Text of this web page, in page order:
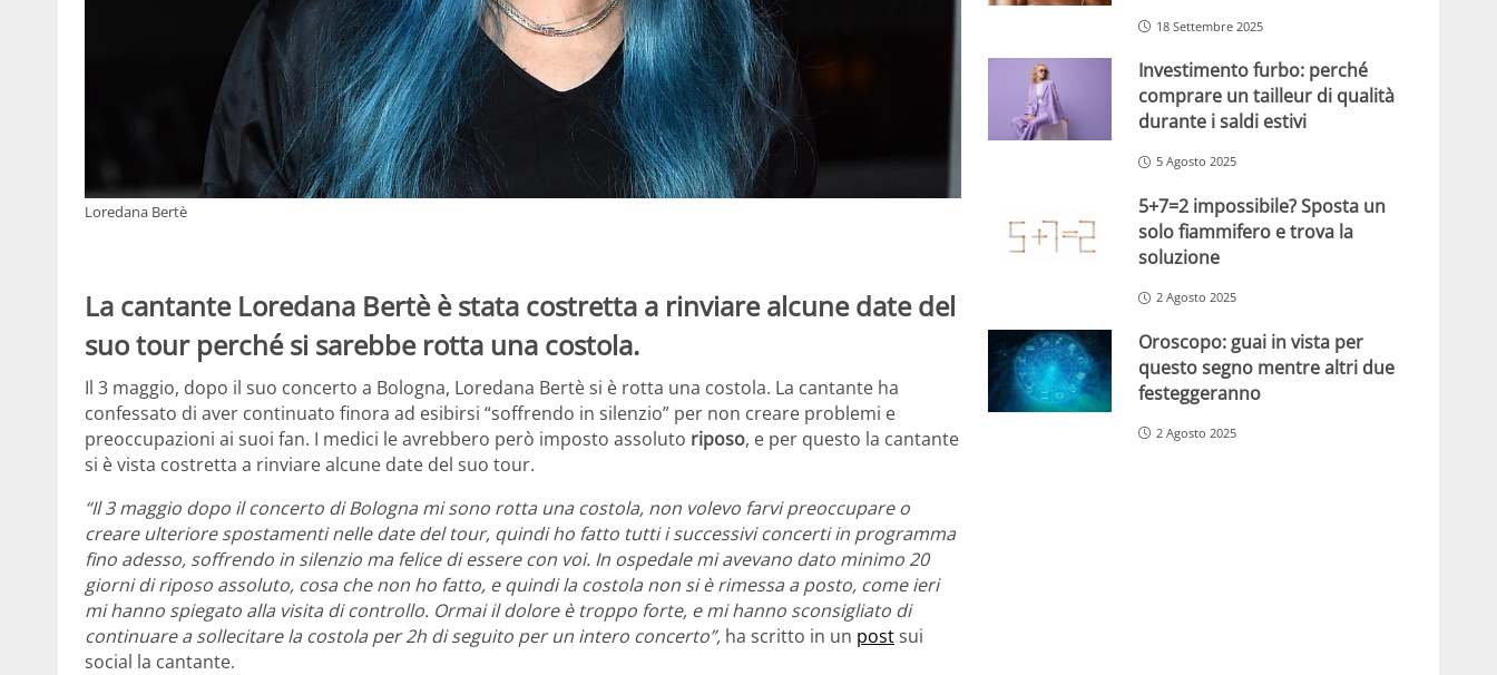
Loredana Bertè
La cantante Loredana Bertè è stata costretta a rinviare alcune date del
suo tour perché si sarebbe rotta una costola.
Il 3 maggio, dopo il suo concerto a Bologna, Loredana Bertè si è rotta una costola. La cantante ha
confessato di aver continuato finora ad esibirsi “soffrendo in silenzio” per non creare problemi e
preoccupazioni ai suoi fan. I medici le avrebbero però imposto assoluto riposo, e per questo la cantante
si è vista costretta a rinviare alcune date del suo tour.
“Il 3 maggio dopo il concerto di Bologna mi sono rotta una costola, non volevo farvi preoccupare o
creare ulteriore spostamenti nelle date del tour, quindi ho fatto tutti i successivi concerti in programma
fino adesso, soffrendo in silenzio ma felice di essere con voi. In ospedale mi avevano dato minimo 20
giorni di riposo assoluto, cosa che non ho fatto, e quindi la costola non si è rimessa a posto, come ieri
mi hanno spiegato alla visita di controllo. Ormai il dolore è troppo forte, e mi hanno sconsigliato di
continuare a sollecitare la costola per 2h di seguito per un intero concerto”, ha scritto in un postsui
social la cantante.
18 Settembre 2025
Investimento furbo: perché
comprare un tailleur di qualità
durante i saldi estivi
5 Agosto 2025
5+7=2 impossibile? Sposta un
solo fiammifero e trova la
soluzione
2 Agosto 2025
Oroscopo: guai in vista per
questo segno mentre altri due
festeggeranno
2 Agosto 2025